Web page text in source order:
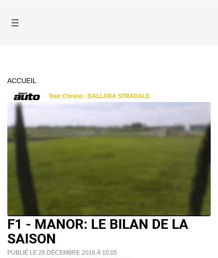
ACCUEIL
F1 - MANOR: LE BILAN DE LA
SAISON
PUBLIÉ LE 26 DÉCEMBRE 2016 À 10:05